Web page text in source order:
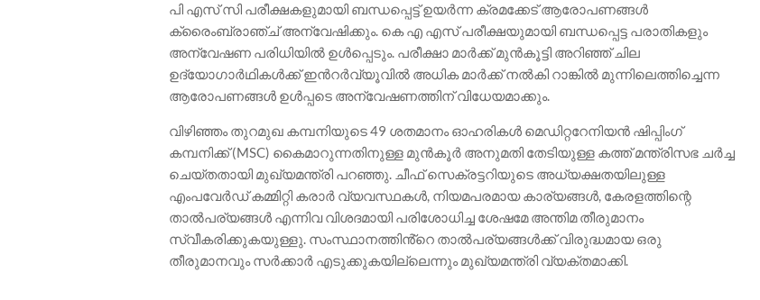
പി എസ് സി പരീക്ഷകളുമായി ബന്ധപ്പെട്ട് ഉയർന്ന ക്രമക്കേട് ആരോപണങ്ങൾ
ക്രൈംബ്രാഞ്ച് അന്വേഷിക്കും. കെ എ എസ് പരീക്ഷയുമായി ബന്ധപ്പെട്ട പരാതികളും
അന്വേഷണ പരിധിയിൽ ഉൾപ്പെടും. പരീക്ഷാ മാർക്ക് മുൻകൂട്ടി അറിഞ്ഞ് ചില
ഉദ്യോഗാർഥികൾക്ക് ഇൻറർവ്യൂവിൽ അധിക മാർക്ക് നൽകി റാങ്കിൽ മുന്നിലെത്തിച്ചെന്ന
ആരോപണങ്ങൾ ഉൾപ്പടെ അന്വേഷണത്തിന് വിധേയമാക്കും.
വിഴിഞ്ഞം തുറമുഖ കമ്പനിയുടെ 49 ശതമാനം ഓഹരികൾ മെഡിറ്ററേനിയൻ ഷിപ്പിംഗ്
കമ്പനിക്ക് (MSC) കൈമാറുന്നതിനുള്ള മുൻകൂർ അനുമതി തേടിയുള്ള കത്ത് മന്ത്രിസഭ ചർച്ച
ചെയ്തതായി മുഖ്യമന്ത്രി പറഞ്ഞു. ചീഫ് സെക്രട്ടറിയുടെ അധ്യക്ഷതയിലുള്ള
എംപവേർഡ് കമ്മിറ്റി കരാർ വ്യവസ്ഥകൾ, നിയമപരമായ കാര്യങ്ങൾ, കേരളത്തിന്റെ
താൽപര്യങ്ങൾ എന്നിവ വിശദമായി പരിശോധിച്ച ശേഷമേ അന്തിമ തീരുമാനം
സ്വീകരിക്കുകയുള്ളു. സംസ്ഥാനത്തിൻ്റെ താൽപര്യങ്ങൾക്ക് വിരുദ്ധമായ ഒരു
തീരുമാനവും സർക്കാർ എടുക്കുകയില്ലെന്നും മുഖ്യമന്ത്രി വ്യക്തമാക്കി.